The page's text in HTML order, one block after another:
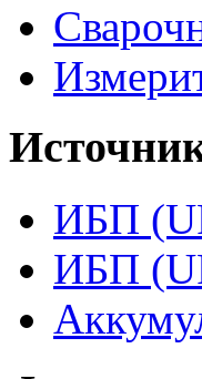
ИБП
ИБП